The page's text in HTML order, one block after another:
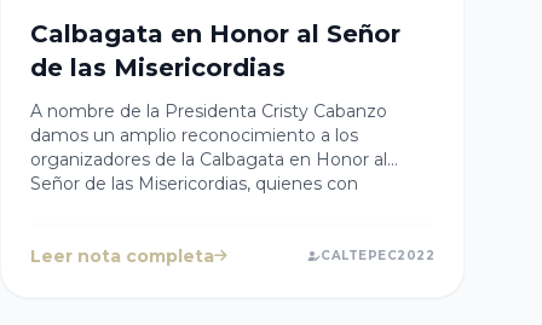
Calbagata en Honor al Señor
de las Misericordias
A nombre de la Presidenta Cristy Cabanzo
damos un amplio reconocimiento a los
organizadores de la Calbagata en Honor al
Señor de las Misericordias, quienes con
de #Caltepec.Los esperamos con los brazos
Leer nota completa CALTEPEC2022